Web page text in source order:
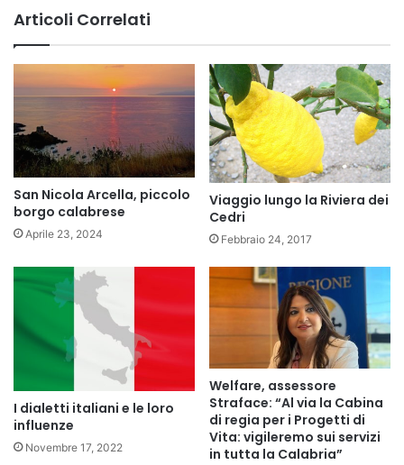
Articoli Correlati
San Nicola Arcella, piccolo
borgo calabrese
Aprile 23, 2024
Viaggio lungo la Riviera dei
Cedri
Febbraio 24, 2017
I dialetti italiani e le loro
influenze
Novembre 17, 2022
Welfare, assessore
Straface: “Al via la Cabina
di regia per i Progetti di
Vita: vigileremo sui servizi
in tutta la Calabria”